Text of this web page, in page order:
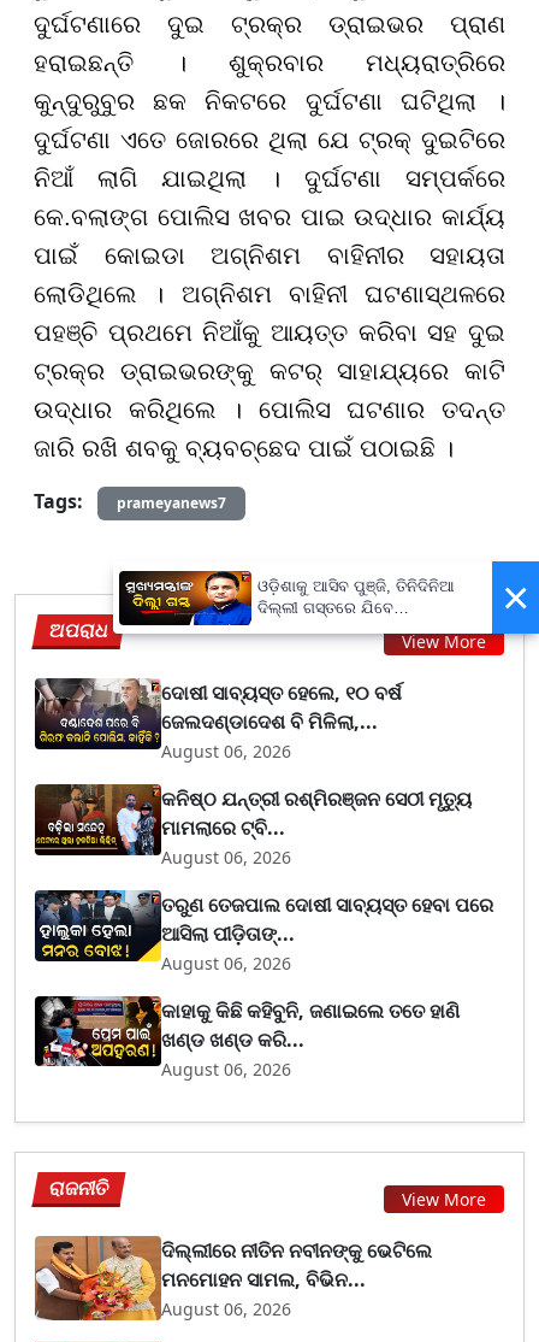
ଦୁର୍ଘଟଣାରେ ଦୁଇ ଟ୍ରକ୍‌ର ଡ୍ରାଇଭର ପ୍ରାଣ
ହରାଇଛନ୍ତି । ଶୁକ୍ରବାର ମଧ୍ୟରାତ୍ରିରେ
କୁନ୍ଦୁରୁବୁର ଛକ ନିକଟରେ ଦୁର୍ଘଟଣା ଘଟିଥିଲା ।
ଦୁର୍ଘଟଣା ଏତେ ଜୋରରେ ଥିଲା ଯେ ଟ୍ରକ୍ ଦୁଇଟିରେ
ନିଆଁ ଲାଗି ଯାଇଥିଲା । ଦୁର୍ଘଟଣା ସମ୍ପର୍କରେ
କେ.ବଲାଙ୍ଗ ପୋଲିସ ଖବର ପାଇ ଉଦ୍ଧାର କାର୍ଯ୍ୟ
ପାଇଁ କୋଇଡା ଅଗ୍ନିଶମ ବାହିନୀର ସହାୟତା
ଲୋଡିଥିଲେ । ଅଗ୍ନିଶମ ବାହିନୀ ଘଟଣାସ୍ଥଳରେ
ପହଞ୍ଚି ପ୍ରଥମେ ନିଆଁକୁ ଆୟତ୍ତ କରିବା ସହ ଦୁଇ
ଟ୍ରକ୍‌ର ଡ୍ରାଇଭରଙ୍କୁ କଟର୍ ସାହାଯ୍ୟରେ କାଟି
ଉଦ୍ଧାର କରିଥିଲେ । ପୋଲିସ ଘଟଣାର ତଦନ୍ତ
ଜାରି ରଖି ଶବକୁ ବ୍ୟବଚ୍ଛେଦ ପାଇଁ ପଠାଇଛି ।
Tags:
prameyanews7
ଅପରାଧ View More
ଦୋଷୀ ସାବ୍ୟସ୍ତ ହେଲେ, ୧୦ ବର୍ଷ
ଜେଲଦଣ୍ଡାଦେଶ ବି ମିଳିଲା,...
August 06, 2026
କନିଷ୍ଠ ଯନ୍ତ୍ରୀ ରଶ୍ମିରଞ୍ଜନ ସେଠୀ ମୃତ୍ୟୁ
ମାମଲାରେ ଟ୍ବି...
August 06, 2026
ତରୁଣ ତେଜପାଲ ଦୋଷୀ ସାବ୍ୟସ୍ତ ହେବା ପରେ
ଆସିଲା ପୀଡ଼ିତାଙ୍...
August 06, 2026
କାହାକୁ କିଛି କହିବୁନି, ଜଣାଇଲେ ତତେ ହାଣି
ଖଣ୍ଡ ଖଣ୍ଡ କରି...
August 06, 2026
ରାଜନୀତି View More
ଦିଲ୍ଲୀରେ ନୀତିନ ନବୀନଙ୍କୁ ଭେଟିଲେ
ମନମୋହନ ସାମଲ, ବିଭିନ...
August 06, 2026
×
ଓଡ଼ିଶାକୁ ଆସିବ ପୁଞ୍ଜି, ତିନିଦିନିଆ
ଦିଲ୍ଲୀ ଗସ୍ତରେ ଯିବେ
ମୁଖ୍ୟମନ୍ତ୍ରୀ ମୋହନ ମାଝୀ